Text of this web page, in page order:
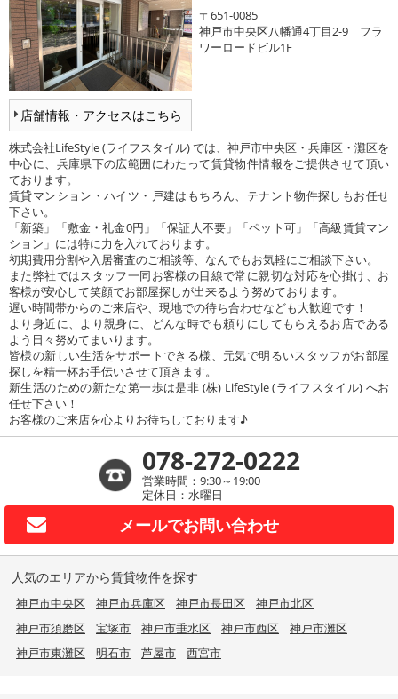
店舗情報・アクセスはこちら
〒651-0085
神戸市中央区八幡通4丁目2-9 フラ
ワーロードビル1F
株式会社LifeStyle (ライフスタイル) では、神戸市中央区・兵庫区・灘区を
中心に、兵庫県下の広範囲にわたって賃貸物件情報をご提供させて頂い
ております。
賃貸マンション・ハイツ・戸建はもちろん、テナント物件探しもお任せ
下さい。
「新築」「敷金・礼金0円」「保証人不要」「ペット可」「高級賃貸マン
ション」には特に力を入れております。
初期費用分割や入居審査のご相談等、なんでもお気軽にご相談下さい。
また弊社ではスタッフ一同お客様の目線で常に親切な対応を心掛け、お
客様が安心して笑顔でお部屋探しが出来るよう努めております。
遅い時間帯からのご来店や、現地での待ち合わせなども大歓迎です！
より身近に、より親身に、どんな時でも頼りにしてもらえるお店である
よう日々努めてまいります。
皆様の新しい生活をサポートできる様、元気で明るいスタッフがお部屋
探しを精一杯お手伝いさせて頂きます。
新生活のための新たな第一歩は是非 (株) LifeStyle (ライフスタイル) へお
任せ下さい！
お客様のご来店を心よりお待ちしております♪
078-272-0222
営業時間：9:30～19:00
定休日：水曜日
メールでお問い合わせ
人気のエリアから賃貸物件を探す
神戸市中央区 神戸市兵庫区 神戸市長田区
神戸市北区
神戸市須磨区
宝塚市 神戸市垂水区 神戸市西区
神戸市灘区
神戸市東灘区
明石市 芦屋市 西宮市